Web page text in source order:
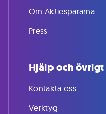
Om Aktiespararna
Press
Hjälp och övrigt
Kontakta oss
Verktyg